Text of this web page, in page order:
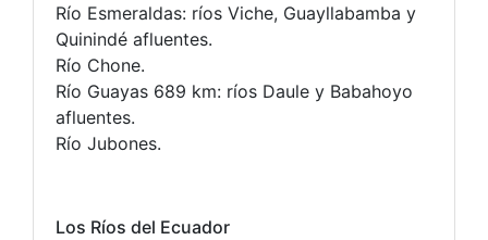
Río Esmeraldas: ríos Viche, Guayllabamba y
Quinindé afluentes.
Río Chone.
Río Guayas 689 km: ríos Daule y Babahoyo
afluentes.
Río Jubones.
Los Ríos del Ecuador